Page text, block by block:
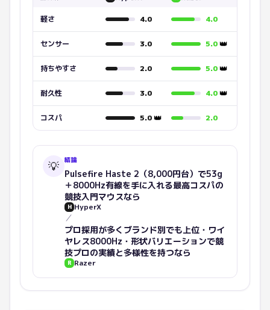
軽さ 4.0 4.0
センサー 3.0 5.0👑
持ちやすさ 2.0 5.0👑
耐久性 3.0 4.0👑
コスパ 5.0👑 2.0
💡 結論
Pulsefire Haste 2（8,000円台）で53g
＋8000Hz有線を手に入れる最高コスパの
競技入門マウスなら
H HyperX
／
プロ採用が多くブランド別でも上位・ワイ
ヤレス8000Hz・形状バリエーションで競
技プロの実績と多様性を持つなら
R Razer